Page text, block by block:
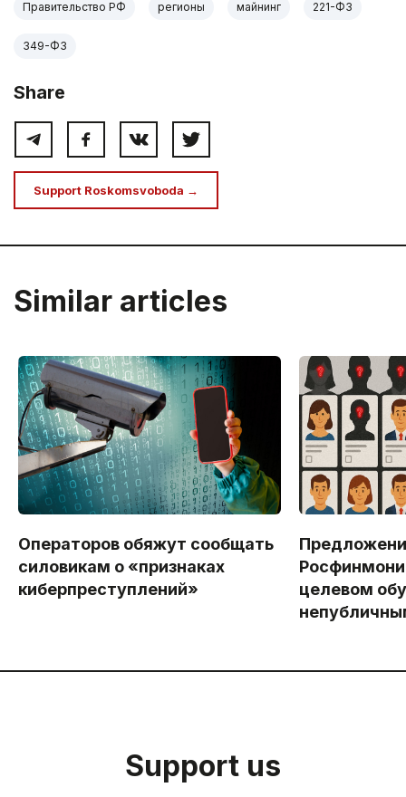
Правительство РФ регионы майнинг 221-ФЗ
349-ФЗ
Share
Support Roskomsvoboda →
Similar articles
Операторов обяжут сообщать
силовикам о «признаках
киберпреступлений»
целевом
Support us